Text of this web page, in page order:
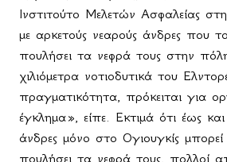
Ινστιτούτο Μελετών Ασφαλείας
με αρκετούς νεαρούς άνδρες που
πουλήσει τα νεφρά τους στην
χιλιόμετρα νοτιοδυτικά του
πραγματικότητα, πρόκειται για
έγκλημα», είπε. Εκτιμά ότι έως
άνδρες μόνο στο Ογιουγκίς
πουλήσει τα νεφρά τους, πολλοί